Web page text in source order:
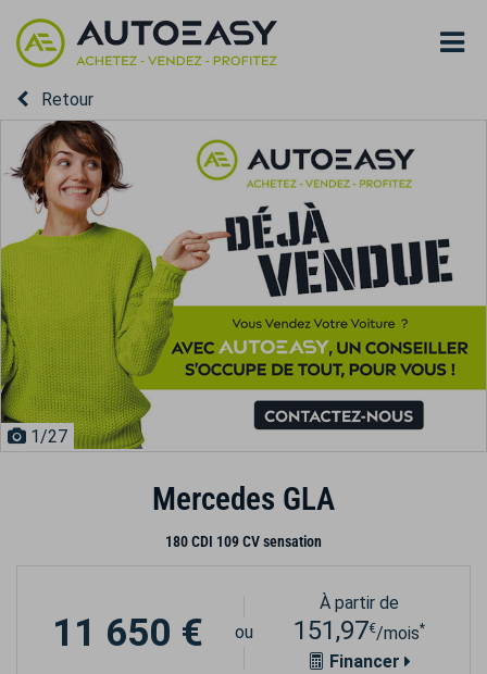
Retour
1/27
Mercedes GLA
180 CDI 109 CV sensation
11 650 € ou
À partir de
151,97€/mois*
Financer